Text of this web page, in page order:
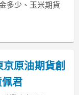
多少、玉米期貨
多少、小麥期貨
京原油期貨創
君